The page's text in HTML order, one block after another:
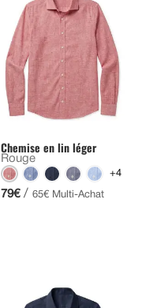
Chemise en lin léger
Rouge
+4
79€ / 65€ Multi-Achat